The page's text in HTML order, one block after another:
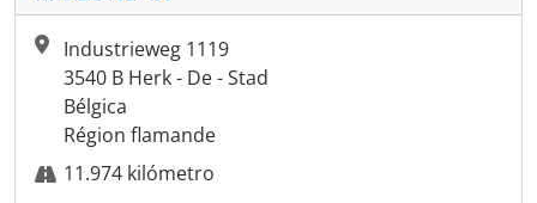
Industrieweg 1119
3540 B Herk - De - Stad
Bélgica
Région flamande
11.974 kilómetro